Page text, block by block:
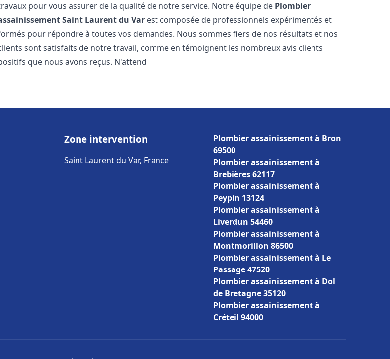
pour vous assurer de la qualité de notre service. Notre équipe de Plombier
Saint Laurent du Var est composée de professionnels expérimentés et
pour répondre à toutes vos demandes. Nous sommes fiers de nos résultats et nos
sont satisfaits de notre travail, comme en témoignent les nombreux avis clients
que nous avons reçus. N'attend
Zone intervention
Saint Laurent du Var, France
Plombier assainissement à Bron
69500
Plombier assainissement à
Brebières 62117
Plombier assainissement à
Peypin 13124
Plombier assainissement à
Liverdun 54460
Plombier assainissement à
Montmorillon 86500
Plombier assainissement à Le
Passage 47520
Plombier assainissement à Dol
de Bretagne 35120
Plombier assainissement à
Créteil 94000